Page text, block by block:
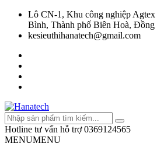
Lô CN-1, Khu công nghiệp
Bình, Thành phố Biên Hoà, Đồng
kesieuthihanatech@gmail.com
Hotline tư vấn hỗ trợ 0369124565
MENUMENU